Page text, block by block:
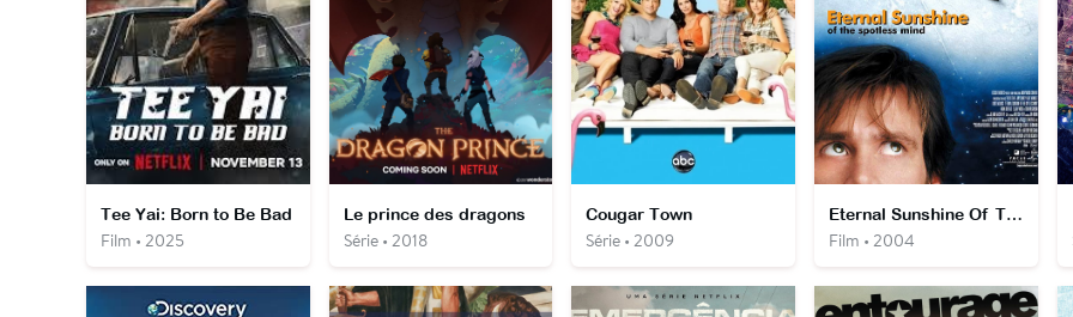
Tee Yai: Born to Be Bad
Film • 2025
Le prince des dragons
Série • 2018
Cougar Town
Série • 2009
Eternal Sunshine Of The Spotless Mind
Film • 2004